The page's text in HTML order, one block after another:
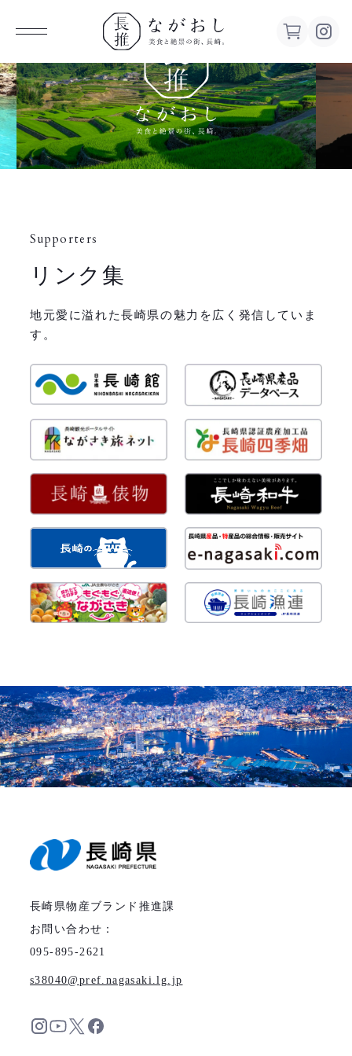
ながお
し 美食
と絶景の
Supporters
リンク集
地元愛に溢れた長崎県の魅力を広く発信していま
す。
長崎県物産ブランド推進課
お問い合わせ：
095-895-2621
s38040 pref.nagasaki.lg.jp